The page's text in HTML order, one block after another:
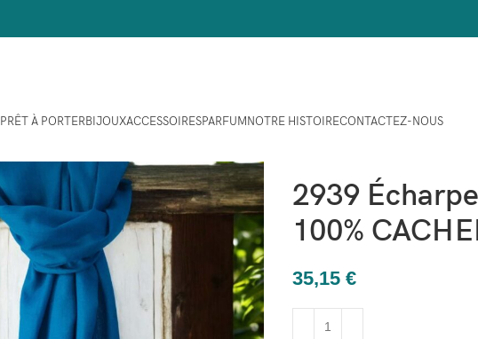
PRÊT À PORTERBIJOUXACCESSOIRESPARFUMNOTRE HISTOIRECONTACTEZ-NOUS
2939
100%
35,15 €